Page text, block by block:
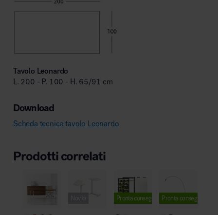
Tavolo Leonardo
L. 200 - P. 100 - H. 65/91 cm
Download
Scheda tecnica tavolo Leonardo
Prodotti correlati
Pronta consegna Pronta consegna